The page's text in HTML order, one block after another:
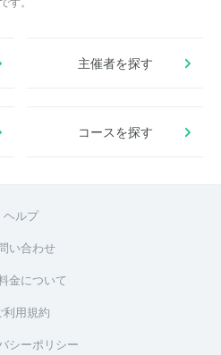
主催者を探す
コースを探す
ヘルプ
い合わせ
金について
利用規約
シーポリシー